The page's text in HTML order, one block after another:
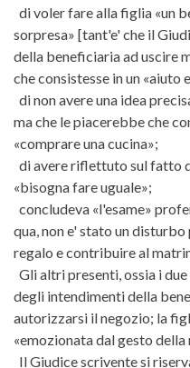
di voler fare alla figlia «un
sorpresa» [tant'e' che il
della beneficiaria ad uscire
che consistesse in un «aiuto
di non avere una idea
ma che le piacerebbe che
«comprare una cucina»;
di avere riflettuto sul fatto
«bisogna fare uguale»;
concludeva «l'esame»
qua, non e' stato un
regalo e contribuire al
Gli altri presenti, ossia i
degli intendimenti della
autorizzarsi il negozio; la
«emozionata dal gesto della
Il Giudice scrivente si